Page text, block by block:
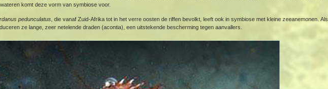
komt deze vorm van symbiose voor.
pedunculatus , die vanaf Zuid-Afrika tot in het verre oosten de riffen bevolkt, leeft ook in symbiose met kleine zeeanemonen. Als
ze lange, zeer netelende draden (acontia), een uitstekende bescherming tegen aanvallers.